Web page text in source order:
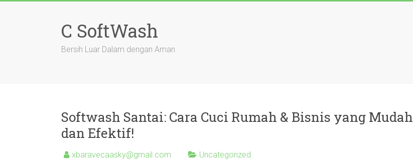
C SoftWash
Bersih Luar Dalam dengan Aman
Softwash Santai: Cara Cuci Rumah & Bisnis yang Mudah
dan Efektif!
xbaravecaasky@gmail.com Uncategorized